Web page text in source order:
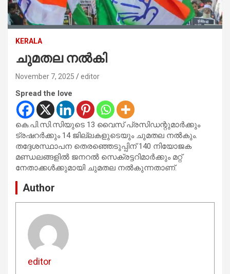
KERALA
ചുമതല നല്‍കി
November 7, 2025 editor
Spread the love
കെ.പി.സി.സിയുടെ 13 വൈസ് പ്രസിഡന്റുമാര്‍ക്കും
ട്രഷറര്‍ക്കും 14 ജില്ലകളുടെയും ചുമതല നല്‍കും.
തദ്ദേശസ്ഥാപന തെരഞ്ഞെടുപ്പിന് 140 നിയോജക
മണ്ഡലങ്ങളില്‍ ജനറല്‍ സെക്രട്ടറിമാര്‍ക്കും മറ്റ്
നേതാക്കള്‍ക്കുമായി ചുമതല നല്‍കുന്നതാണ്.
Author
editor